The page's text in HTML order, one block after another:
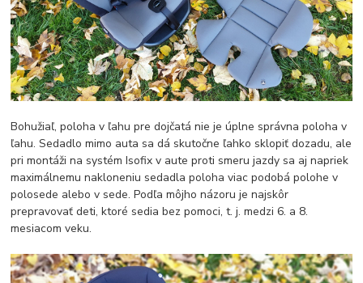
Bohužiaľ, poloha v ľahu pre dojčatá nie je úplne správna poloha v
ľahu. Sedadlo mimo auta sa dá skutočne ľahko sklopiť dozadu, ale
pri montáži na systém Isofix v aute proti smeru jazdy sa aj napriek
maximálnemu nakloneniu sedadla poloha viac podobá polohe v
polosede alebo v sede. Podľa môjho názoru je najskôr
prepravovať deti, ktoré sedia bez pomoci, t. j. medzi 6. a 8.
mesiacom veku.